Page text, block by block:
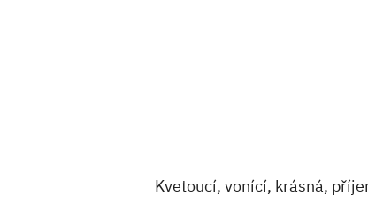
Kvetoucí, vonící, krásná,